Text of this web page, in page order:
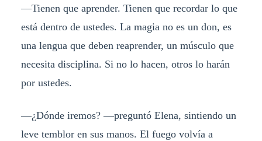
—Tienen que aprender. Tienen que recordar lo que
está dentro de ustedes. La magia no es un don, es
una lengua que deben reaprender, un músculo que
necesita disciplina. Si no lo hacen, otros lo harán
por ustedes.
—¿Dónde iremos? —preguntó Elena, sintiendo un
leve temblor en sus manos. El fuego volvía a